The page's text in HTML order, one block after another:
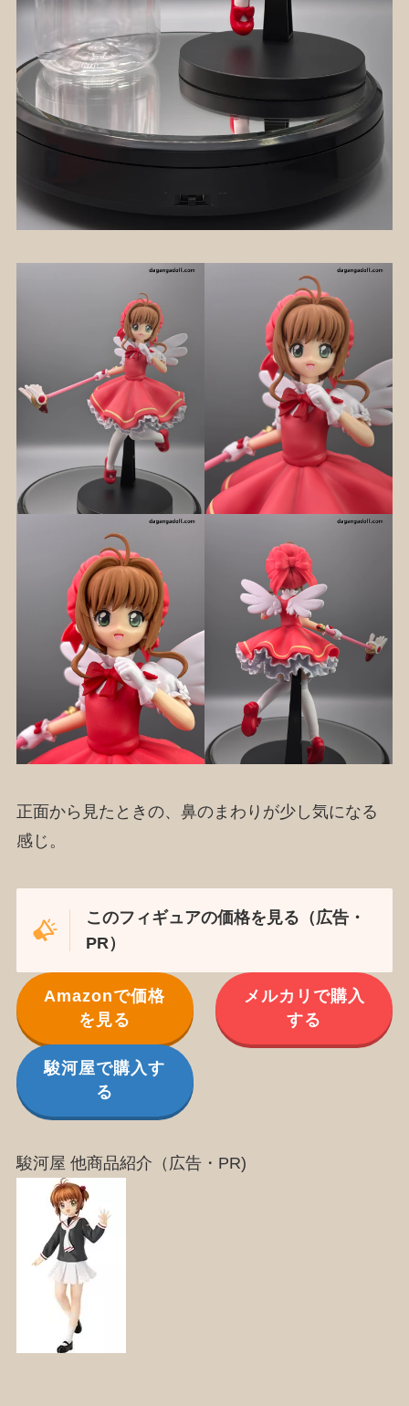
正面から見たときの、鼻のまわりが少し気になる
感じ。
このフィギュアの価格を見る（広告・
PR）
Amazonで価格
を見る
メルカリで購入
する
駿河屋で購入す
る
駿河屋 他商品紹介（広告・PR)